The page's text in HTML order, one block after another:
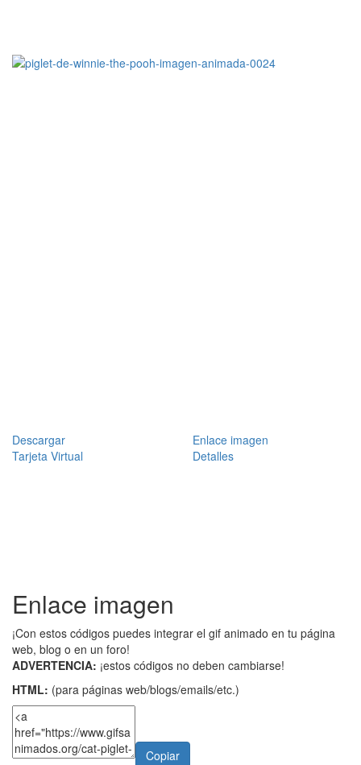
Descargar
Enlace imagen
Tarjeta Virtual
Detalles
Enlace imagen
¡Con estos códigos puedes integrar el gif animado en tu página
web, blog o en un foro!
ADVERTENCIA: ¡estos códigos no deben cambiarse!
HTML: (para páginas web/blogs/emails/etc.)
Copiar